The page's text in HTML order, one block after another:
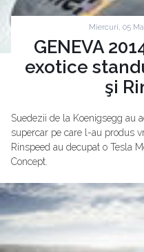
Miercuri, 05
GENEVA
exotice
şi
Suedezii de la Koenigsegg au
supercar pe care l-au produs
Rinspeed au decupat o Tesla
Concept.